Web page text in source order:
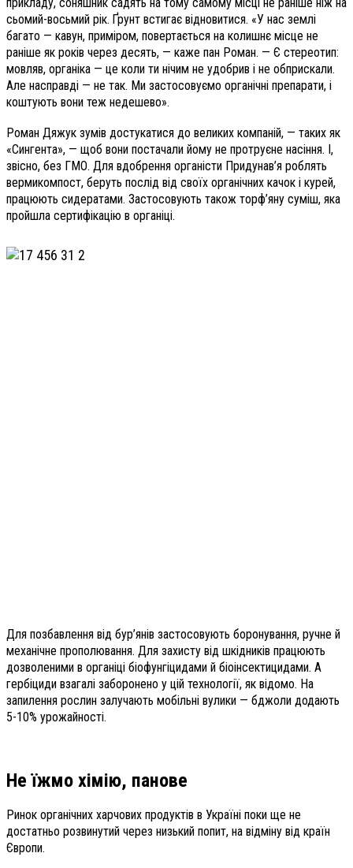
сьомий-восьмий рік. Ґрунт встигає відновитися. «У нас землі
багато — кавун, приміром, повертається на колишнє місце не
раніше як років через десять, — каже пан Роман. — Є стереотип:
мовляв, органіка — це коли ти нічим не удобрив і не обприскали.
Але насправді — не так. Ми застосовуємо органічні препарати, і
коштують вони теж недешево».
Роман Дяжук зумів достукатися до великих компаній, — таких як
«Сингента», — щоб вони постачали йому не протруєне насіння. І,
звісно, без ГМО. Для вдобрення органісти Придунав’я роблять
вермикомпост, беруть послід від своїх органічних качок і курей,
працюють сидератами. Застосовують також торф’яну суміш, яка
пройшла сертифікацію в органіці.
Для позбавлення від бур’янів застосовують боронування, ручне й
механічне прополювання. Для захисту від шкідників працюють
дозволеними в органіці біофунгіцидами й біоінсектицидами. А
гербіциди взагалі заборонено у цій технології, як відомо. На
запилення рослин залучають мобільні вулики — бджоли додають
5-10% урожайності.
Не їжмо хімію, панове
Ринок органічних харчових продуктів в Україні поки ще не
достатньо розвинутий через низький попит, на відміну від країн
Європи.